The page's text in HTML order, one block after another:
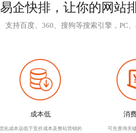
易企快排，让你的网站
支持百度、360、搜狗等搜索引擎，PC
成本低
化成本远低于竞价成本及整站营销的
消
可先查询关